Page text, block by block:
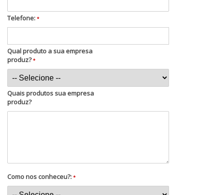
Telefone: *
Qual produto a sua empresa
produz?*
Quais produtos sua empresa
produz?
Como nos conheceu?: *